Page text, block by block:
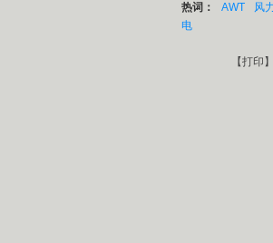
热词： AWT 风
电
【打印